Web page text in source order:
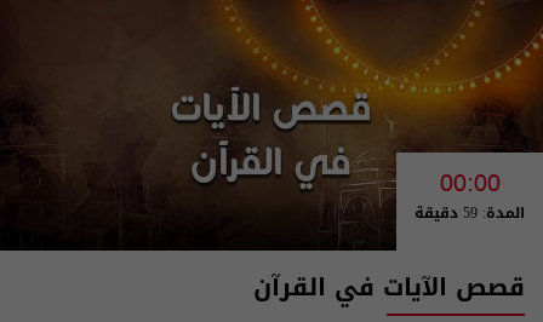
00:00
المدة: 59 دقيقة
قصص الآيات في القرآن